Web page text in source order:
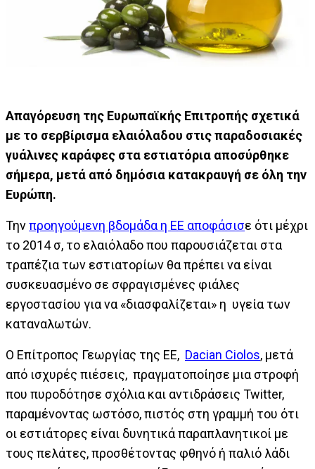
Απαγόρευση της Ευρωπαϊκής Επιτροπής σχετικά
με το σερβίρισμα ελαιόλαδου στις παραδοσιακές
γυάλινες καράφες στα εστιατόρια αποσύρθηκε
σήμερα, μετά από δημόσια κατακραυγή σε όλη την
Ευρώπη.
Τηνπροηγούμενη βδομάδα η ΕΕ αποφάσισε ότι μέχρι
το 2014 σ, το ελαιόλαδο που παρουσιάζεται στα
τραπέζια των εστιατορίων θα πρέπει να είναι
συσκευασμένο σε σφραγισμένες φιάλες
εργοστασίου για να «διασφαλίζεται» η υγεία των
καταναλωτών.
Ο Επίτροπος Γεωργίας της ΕΕ, Dacian Ciolos, μετά
από ισχυρές πιέσεις, πραγματοποίησε μια στροφή
που πυροδότησε σχόλια και αντιδράσεις Twitter,
παραμένοντας ωστόσο, πιστός στη γραμμή του ότι
οι εστιάτορες είναι δυνητικά παραπλανητικοί με
τους πελάτες, προσθέτοντας φθηνό ή παλιό λάδι